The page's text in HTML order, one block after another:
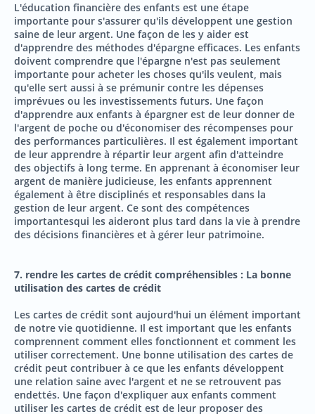
L'éducation financière des enfants est une étape
importante pour s'assurer qu'ils développent une gestion
saine de leur argent. Une façon de les y aider est
d'apprendre des méthodes d'épargne efficaces. Les enfants
doivent comprendre que l'épargne n'est pas seulement
importante pour acheter les choses qu'ils veulent, mais
qu'elle sert aussi à se prémunir contre les dépenses
imprévues ou les investissements futurs. Une façon
d'apprendre aux enfants à épargner est de leur donner de
l'argent de poche ou d'économiser des récompenses pour
des performances particulières. Il est également important
de leur apprendre à répartir leur argent afin d'atteindre
des objectifs à long terme. En apprenant à économiser leur
argent de manière judicieuse, les enfants apprennent
également à être disciplinés et responsables dans la
gestion de leur argent. Ce sont des compétences
importantesqui les aideront plus tard dans la vie à prendre
des décisions financières et à gérer leur patrimoine.
7. rendre les cartes de crédit compréhensibles : La bonne
utilisation des cartes de crédit
Les cartes de crédit sont aujourd'hui un élément important
de notre vie quotidienne. Il est important que les enfants
comprennent comment elles fonctionnent et comment les
utiliser correctement. Une bonne utilisation des cartes de
crédit peut contribuer à ce que les enfants développent
une relation saine avec l'argent et ne se retrouvent pas
endettés. Une façon d'expliquer aux enfants comment
utiliser les cartes de crédit est de leur proposer des